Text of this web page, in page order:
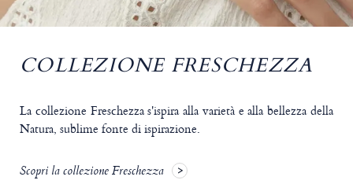
COLLEZIONE FRESCHEZZA
La collezione Freschezza s'ispira alla varietà e alla bellezza della
Natura, sublime fonte di ispirazione.
Scopri la collezione Freschezza